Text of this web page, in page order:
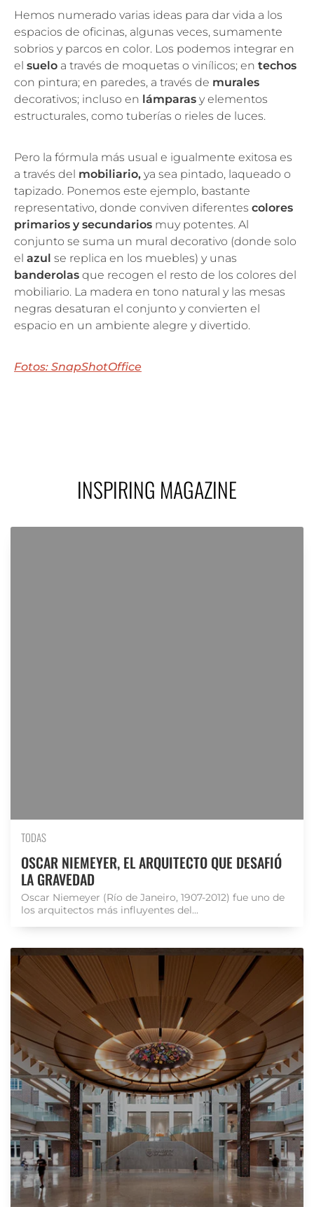
Hemos numerado varias ideas para dar vida a los
espacios de oficinas, algunas veces, sumamente
sobrios y parcos en color. Los podemos integrar en
el suelo a través de moquetas o vinílicos; en techos
con pintura; en paredes, a través de murales
decorativos; incluso en lámparas y elementos
estructurales, como tuberías o rieles de luces.
Pero la fórmula más usual e igualmente exitosa es
a través del mobiliario, ya sea pintado, laqueado o
tapizado. Ponemos este ejemplo, bastante
representativo, donde conviven diferentes colores
primarios y secundarios muy potentes. Al
conjunto se suma un mural decorativo (donde solo
el azul se replica en los muebles) y unas
banderolas que recogen el resto de los colores del
mobiliario. La madera en tono natural y las mesas
negras desaturan el conjunto y convierten el
espacio en un ambiente alegre y divertido.
Fotos: SnapShotOffice
INSPIRING MAGAZINE
TODAS
OSCAR NIEMEYER, EL ARQUITECTO QUE DESAFIÓ
LA GRAVEDAD
Oscar Niemeyer (Río de Janeiro, 1907-2012) fue uno de
los arquitectos más influyentes del...